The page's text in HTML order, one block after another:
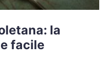
la
facile